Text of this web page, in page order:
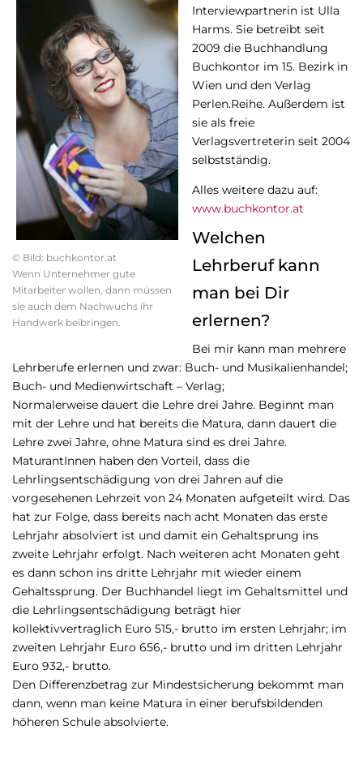
© Bild: buchkontor.at
Wenn Unternehmer gute
Mitarbeiter wollen, dann müssen
sie auch dem Nachwuchs ihr
Handwerk beibringen.
Interviewpartnerin ist Ulla
Harms. Sie betreibt seit
2009 die Buchhandlung
Buchkontor im 15. Bezirk in
Wien und den Verlag
Perlen.Reihe. Außerdem ist
sie als freie
Verlagsvertreterin seit 2004
selbstständig.
Alles weitere dazu auf:
www.buchkontor.at
Welchen
Lehrberuf kann
man bei Dir
erlernen?
Bei mir kann man mehrere
Lehrberufe erlernen und zwar: Buch- und Musikalienhandel;
Buch- und Medienwirtschaft – Verlag;
Normalerweise dauert die Lehre drei Jahre. Beginnt man
mit der Lehre und hat bereits die Matura, dann dauert die
Lehre zwei Jahre, ohne Matura sind es drei Jahre.
MaturantInnen haben den Vorteil, dass die
Lehrlingsentschädigung von drei Jahren auf die
vorgesehenen Lehrzeit von 24 Monaten aufgeteilt wird. Das
hat zur Folge, dass bereits nach acht Monaten das erste
Lehrjahr absolviert ist und damit ein Gehaltsprung ins
zweite Lehrjahr erfolgt. Nach weiteren acht Monaten geht
es dann schon ins dritte Lehrjahr mit wieder einem
Gehaltssprung. Der Buchhandel liegt im Gehaltsmittel und
die Lehrlingsentschädigung beträgt hier
kollektivvertraglich Euro 515,- brutto im ersten Lehrjahr; im
zweiten Lehrjahr Euro 656,- brutto und im dritten Lehrjahr
Euro 932,- brutto.
Den Differenzbetrag zur Mindestsicherung bekommt man
dann, wenn man keine Matura in einer berufsbildenden
höheren Schule absolvierte.